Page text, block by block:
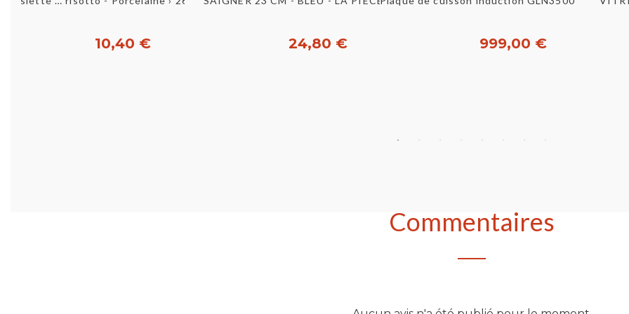
10,40 € 24,80 € 999,00 €
Commentaires